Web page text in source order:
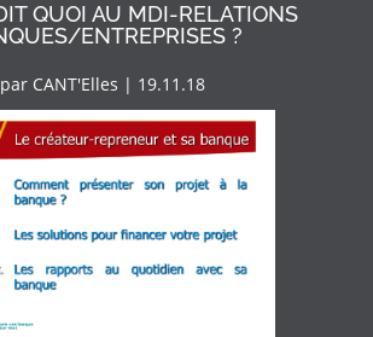
QUOI AU MDI-RELATIONS
ENTREPRISES ?
par CANT'Elles | 19.11.18